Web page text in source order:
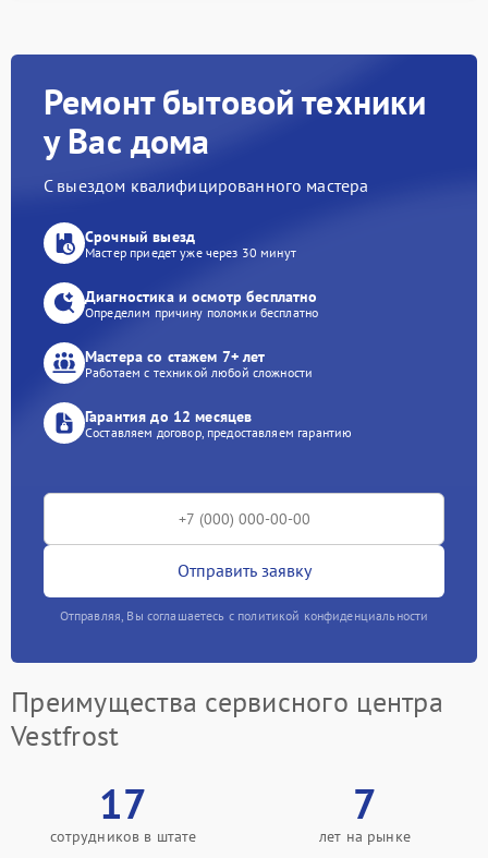
Ремонт бытовой техники
у Вас дома
С выездом квалифицированного мастера
Срочный выезд
Мастер приедет уже через 30 минут
Диагностика и осмотр бесплатно
Определим причину поломки бесплатно
Мастера со стажем 7+ лет
Работаем с техникой любой сложности
Гарантия до 12 месяцев
Составляем договор, предоставляем гарантию
Отправить заявку
Отправляя, Вы соглашаетесь с политикой конфиденциальности
Преимущества сервисного центра
Vestfrost
17
сотрудников в штате
7
лет на рынке